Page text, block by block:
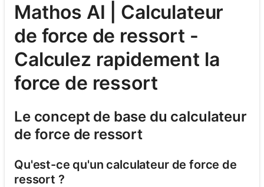
Mathos AI | Calculateur
de force de ressort -
Calculez rapidement la
force de ressort
Le concept de base du calculateur
de force de ressort
Qu'est-ce qu'un calculateur de force de
ressort ?